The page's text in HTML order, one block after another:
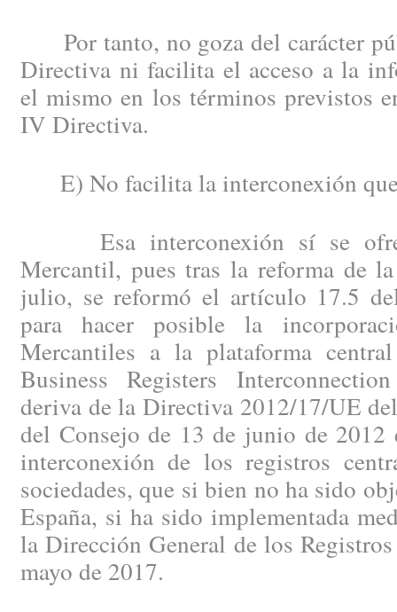
Por tanto, no goza del carácter
Directiva ni facilita el acceso a la
el mismo en los términos previstos
IV Directiva.
E) No facilita la interconexión
Esa interconexión sí se
Mercantil, pues tras la reforma de
julio, se reformó el artículo 17.5
para hacer posible la
Mercantiles a la plataforma
Business Registers
deriva de la Directiva 2012/17/UE
del Consejo de 13 de junio de 2012
interconexión de los registros
sociedades, que si bien no ha sido
España, si ha sido implementada
la Dirección General de los
mayo de 2017.